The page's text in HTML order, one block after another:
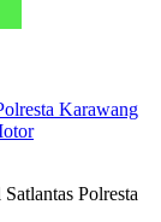
Karawang
Polresta